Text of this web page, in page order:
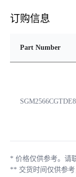
订购信息
Part Number
* 价格仅供参考。请
** 交货时间仅供参